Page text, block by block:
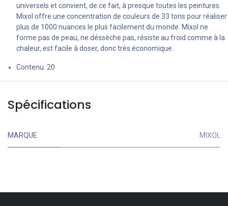
universels et convient, de ce fait, à presque toutes les peintures.
Mixol offre une concentration de couleurs de 33 tons pour réaliser
plus de 1000 nuances le plus facilement du monde. Mixol ne
forme pas de peau, ne déssèche pas, résiste au froid comme à la
chaleur, est facile à doser, donc très économique.
Contenu: 20
Spécifications
MARQUE MIXOL